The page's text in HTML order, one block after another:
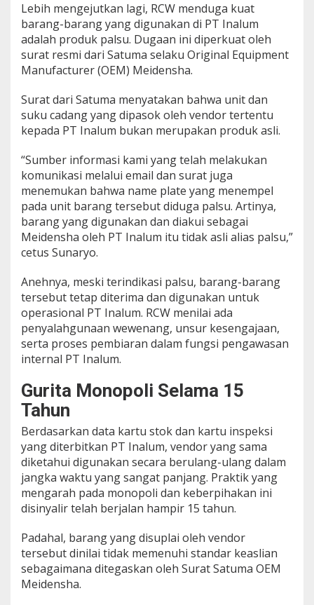
Lebih mengejutkan lagi, RCW menduga kuat
barang-barang yang digunakan di PT Inalum
adalah produk palsu. Dugaan ini diperkuat oleh
surat resmi dari Satuma selaku Original Equipment
Manufacturer (OEM) Meidensha.
Surat dari Satuma menyatakan bahwa unit dan
suku cadang yang dipasok oleh vendor tertentu
kepada PT Inalum bukan merupakan produk asli.
“Sumber informasi kami yang telah melakukan
komunikasi melalui email dan surat juga
menemukan bahwa name plate yang menempel
pada unit barang tersebut diduga palsu. Artinya,
barang yang digunakan dan diakui sebagai
Meidensha oleh PT Inalum itu tidak asli alias palsu,”
cetus Sunaryo.
Anehnya, meski terindikasi palsu, barang-barang
tersebut tetap diterima dan digunakan untuk
operasional PT Inalum. RCW menilai ada
penyalahgunaan wewenang, unsur kesengajaan,
serta proses pembiaran dalam fungsi pengawasan
internal PT Inalum.
Gurita Monopoli Selama 15
Tahun
Berdasarkan data kartu stok dan kartu inspeksi
yang diterbitkan PT Inalum, vendor yang sama
diketahui digunakan secara berulang-ulang dalam
jangka waktu yang sangat panjang. Praktik yang
mengarah pada monopoli dan keberpihakan ini
disinyalir telah berjalan hampir 15 tahun.
Padahal, barang yang disuplai oleh vendor
tersebut dinilai tidak memenuhi standar keaslian
sebagaimana ditegaskan oleh Surat Satuma OEM
Meidensha.